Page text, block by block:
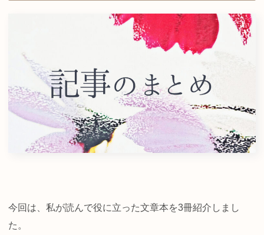
今回は、私が読んで役に立った文章本を3冊紹介しまし
た。